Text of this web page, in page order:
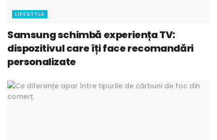
LIFESTYLE
Samsung schimbă experiența TV:
dispozitivul care îți face recomandări
personalizate